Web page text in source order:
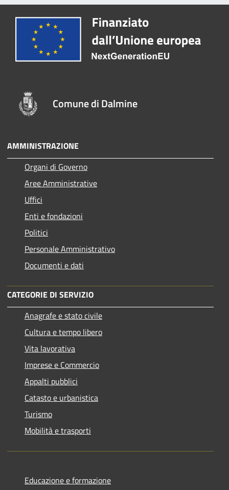
Comune di Dalmine
AMMINISTRAZIONE
Organi di Governo
Aree Amministrative
Uffici
Enti e fondazioni
Politici
Personale Amministrativo
Documenti e dati
CATEGORIE DI SERVIZIO
Anagrafe e stato civile
Cultura e tempo libero
Vita lavorativa
Imprese e Commercio
Appalti pubblici
Catasto e urbanistica
Turismo
Mobilità e trasporti
Educazione e formazione